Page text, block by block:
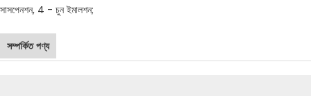
সাসপেনশন, 4 - চুন ইমালশন;
সম্পর্কিত পণ্য